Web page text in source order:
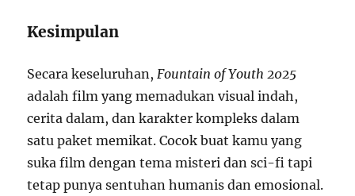
Kesimpulan
Secara keseluruhan, Fountain of Youth 2025
adalah film yang memadukan visual indah,
cerita dalam, dan karakter kompleks dalam
satu paket memikat. Cocok buat kamu yang
suka film dengan tema misteri dan sci-fi tapi
tetap punya sentuhan humanis dan emosional.